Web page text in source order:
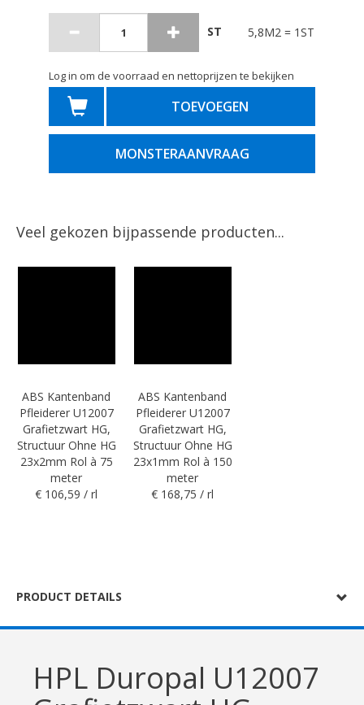
ST 5,8M2 = 1ST
Log in om de voorraad en nettoprijzen te bekijken
TOEVOEGEN
MONSTERAANVRAAG
Veel gekozen bijpassende producten...
ABS Kantenband
Pfleiderer U12007
Grafietzwart HG,
Structuur Ohne HG
23x2mm Rol à 75
meter
€ 106,59 / rl
ABS Kantenband
Pfleiderer U12007
Grafietzwart HG,
Structuur Ohne HG
23x1mm Rol à 150
meter
€ 168,75 / rl
PRODUCT DETAILS
HPL Duropal U12007